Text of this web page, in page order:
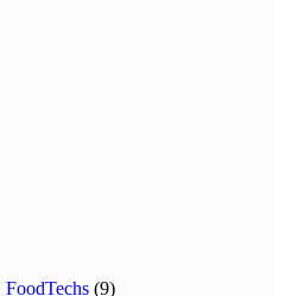
FoodTechs (9)